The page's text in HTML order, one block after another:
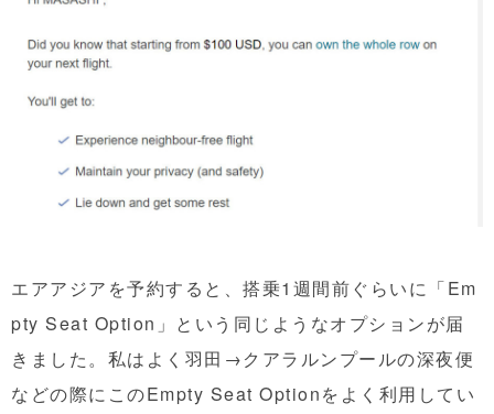
エアアジアを予約すると、搭乗1週間前ぐらいに「Em
pty Seat Option」という同じようなオプションが届
きました。私はよく羽田→クアラルンプールの深夜便
などの際にこのEmpty Seat Optionをよく利用してい